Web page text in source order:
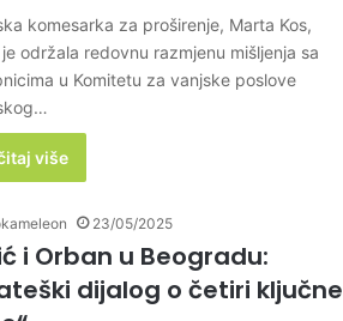
komesarka za proširenje, Marta Kos,
održala redovnu razmjenu mišljenja sa
u Komitetu za vanjske poslove
više
23/05/2025
i Orban u Beogradu:
dijalog o četiri ključne